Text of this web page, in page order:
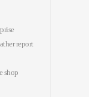
report
shop